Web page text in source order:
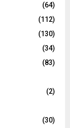
(64)
(112)
(130)
(34)
(83)
(2)
(30)